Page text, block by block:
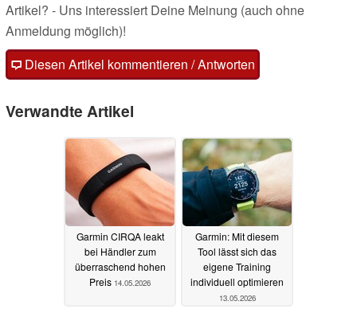
Artikel? - Uns interessiert Deine Meinung (auch ohne
Anmeldung möglich)!
Diesen Artikel kommentieren / Antworten
Verwandte Artikel
Garmin CIRQA leakt
bei Händler zum
überraschend hohen
Preis 14.05.2026
Garmin: Mit diesem
Tool lässt sich das
eigene Training
individuell optimieren
13.05.2026